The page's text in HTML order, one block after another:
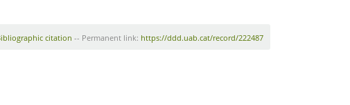
citation -- Permanent link: https://ddd.uab.cat/record/222487